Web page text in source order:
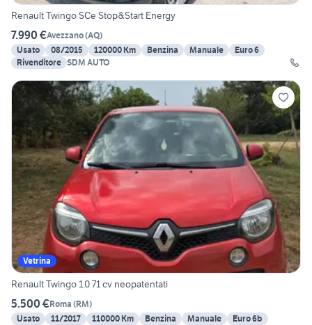
Renault Twingo SCe Stop&Start Energy
7.990 €Avezzano(AQ)
Usato
08/2015 120000 Km Benzina Manuale
Euro 6
Rivenditore SDM AUTO
Vetrina
Renault Twingo 1.0 71 cv neopatentati
5.500 €Roma (RM)
Usato
11/2017 110000 Km Benzina Manuale
Euro 6b